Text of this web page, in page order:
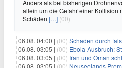
Anders als bei bisherigen
allein um die Gefahr einer Kollision
Schäden […] (00)
06.08. 04:00 | (00) Schaden durch
06.08. 03:05 | (00) Ebola-Ausbruch: Steigende Sterberaten
06.08. 03:05 | (00) Iran und Oman schließen
06.08. 03:05 | (00) Neuseelands Premierminister unterstützt